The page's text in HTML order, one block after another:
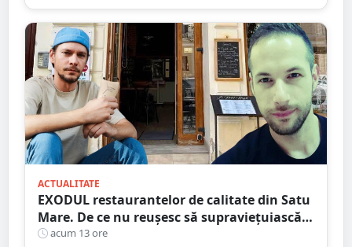
ACTUALITATE
EXODUL restaurantelor de calitate din Satu
Mare. De ce nu reușesc să supraviețuiască
localurile cu adevărat speciale?
acum 13 ore